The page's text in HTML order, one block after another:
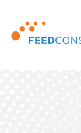
content